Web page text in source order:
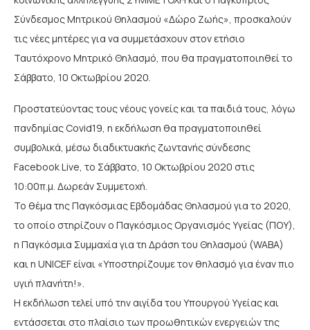
Σύνδεσμος Μητρικού Θηλασμού «Δώρο Ζωής», προσκαλούν
τις νέες μητέρες για να συμμετάσχουν στον ετήσιο
Ταυτόχρονο Μητρικό Θηλασμό, που θα πραγματοποιηθεί το
Σάββατο, 10 Οκτωβρίου 2020.
Προστατεύοντας τους νέους γονείς και τα παιδιά τους, λόγω
πανδημίας Covid19, η εκδήλωση θα πραγματοποιηθεί
συμβολικά, μέσω διαδικτυακής ζωντανής σύνδεσης
Facebook Live, το Σάββατο, 10 Οκτωβρίου 2020 στις
10:00π.μ. Δωρεάν Συμμετοχή.
Το θέμα της Παγκόσμιας Εβδομάδας Θηλασμού για το 2020,
το οποίο στηρίζουν ο Παγκόσμιος Οργανισμός Υγείας (ΠΟΥ),
η Παγκόσμια Συμμαχία για τη Δράση του Θηλασμού (WABA)
και η UNICEF είναι «Υποστηρίζουμε τον θηλασμό για έναν πιο
υγιή πλανήτη!».
Η εκδήλωση τελεί υπό την αιγίδα του Υπουργού Υγείας και
εντάσσεται στο πλαίσιο των προωθητικών ενεργειών της